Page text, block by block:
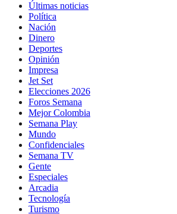
Últimas noticias
Política
Nación
Dinero
Deportes
Opinión
Impresa
Jet Set
Elecciones 2026
Foros Semana
Mejor Colombia
Semana Play
Mundo
Confidenciales
Semana TV
Gente
Especiales
Arcadia
Tecnología
Turismo